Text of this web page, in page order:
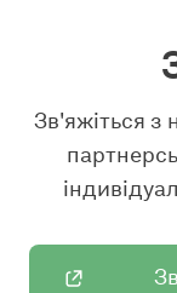
Зв'яжіться з